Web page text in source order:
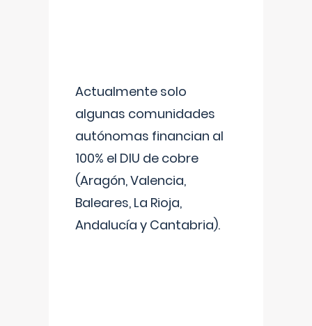
Actualmente solo
algunas comunidades
autónomas financian al
100% el DIU de cobre
(Aragón, Valencia,
Baleares, La Rioja,
Andalucía y Cantabria).